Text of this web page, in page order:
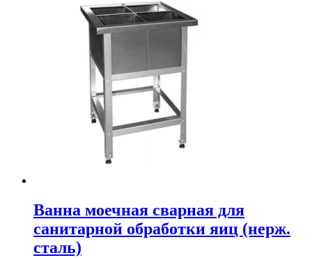
746₽
–
43
Ванна моечная сварная для
санитарной обработки яиц (нерж.
сталь)